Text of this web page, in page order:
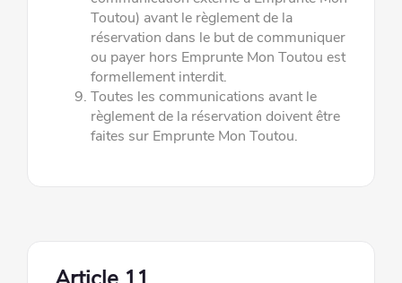
Toutou) avant le règlement de la
réservation dans le but de communiquer
ou payer hors Emprunte Mon Toutou est
formellement interdit.
Toutes les communications avant le
règlement de la réservation doivent être
faites sur Emprunte Mon Toutou.